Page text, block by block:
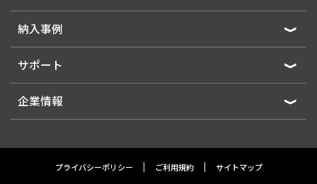
納入事例
サポート
企業情報
プライバシーポリシー ご利用規約 サイトマップ